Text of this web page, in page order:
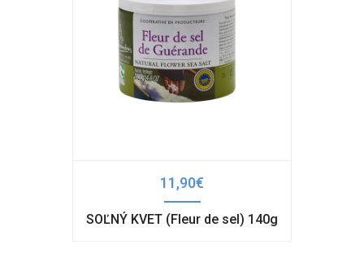
11,90€
SOĽNÝ KVET (Fleur de sel) 140g